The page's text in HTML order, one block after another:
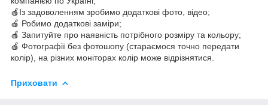
🍎Із задоволенням зробимо додаткові фото, відео;
🍎 Робимо додаткові заміри;
🍎 Запитуйте про наявність потрібного розміру та кольору;
🍎 Фотографії без фотошопу (стараємося точно передати
колір), на різних моніторах колір може відрізнятися.
Приховати